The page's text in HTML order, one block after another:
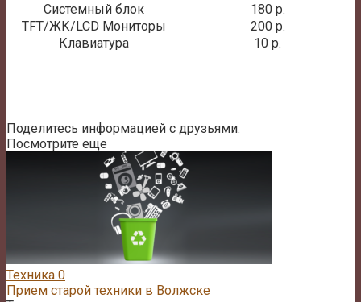
Системный блок
180 р.
TFT/ЖК/LCD Мониторы
200 р.
Клавиатура
10 р.
Поделитесь информацией с друзьями:
Посмотрите еще
Техника 0
Прием старой техники в Волжске